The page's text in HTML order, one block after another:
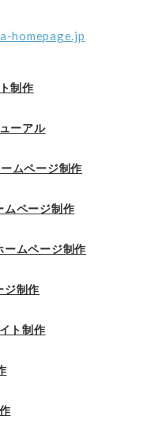
homepage.jp
制作
ーアル
ムページ制作
ムページ制作
ームページ制作
ジ制作
ト制作